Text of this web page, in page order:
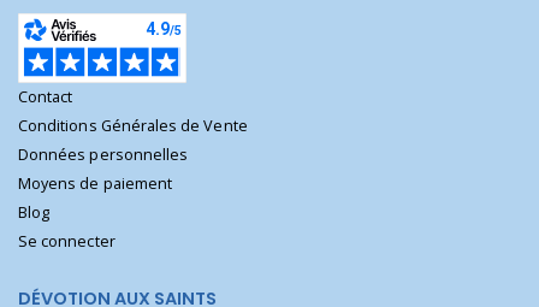
Contact
Conditions Générales de Vente
Données personnelles
Moyens de paiement
Blog
Se connecter
DÉVOTION AUX SAINTS